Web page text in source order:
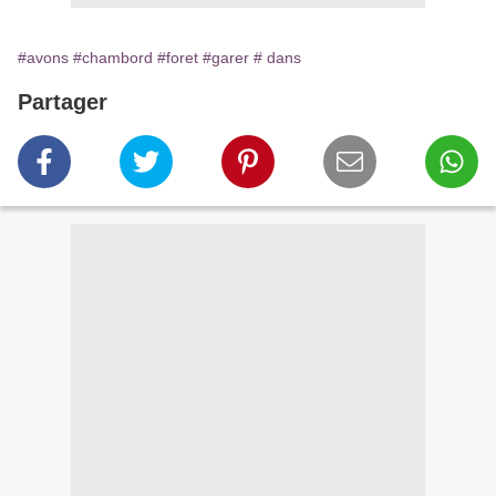
#avons #chambord #foret #garer # dans
Partager